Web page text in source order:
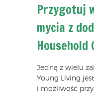
Przygotuj
mycia z
Household
Jedną z wielu
Young Living
i możliwość